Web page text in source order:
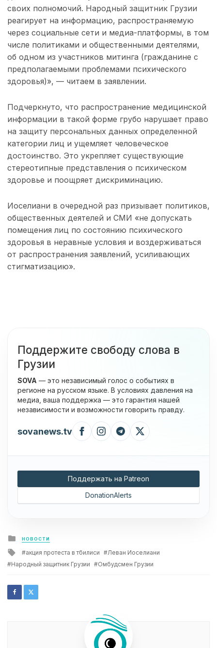
своих полномочий. Народный защитник Грузии
реагирует на информацию, распространяемую
через социальные сети и медиа-платформы, в том
числе политиками и общественными деятелями,
об одном из участников митинга (гражданине с
предполагаемыми проблемами психического
здоровья)», — читаем в заявлении.
Подчеркнуто, что распространение медицинской
информации в такой форме грубо нарушает право
на защиту персональных данных определенной
категории лиц и ущемляет человеческое
достоинство. Это укрепляет существующие
стереотипные представления о психическом
здоровье и поощряет дискриминацию.
Иоселиани в очередной раз призывает политиков,
общественных деятелей и СМИ «не допускать
помещения лиц по состоянию психического
здоровья в неравные условия и воздерживаться
от распространения заявлений, усиливающих
стигматизацию».
Поддержите свободу слова в
Грузии
SOVA — это независимый голос о событиях в
регионе на русском языке. В условиях давления на
медиа, ваша поддержка — это гарантия нашей
независимости и возможности говорить правду.
sovanews.tv
Поддержать на Patreon
DonationAlerts
Posted
in
НОВОСТИ
Tagged
акция протеста в тбилиси
Леван Иоселиани
Народный защитник Грузии
Омбудсмен Грузии